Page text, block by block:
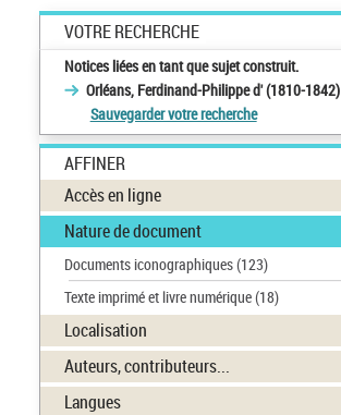
VOTRE RECHERCHE
Notices liées en tant que sujet construit.
Orléans, Ferdinand-Philippe d' (1810-1842)
Sauvegarder votre recherche
AFFINER
Accès en ligne
Nature de document
Documents iconographiques(123)
Texte imprimé et livre numérique(18)
Localisation
Auteurs, contributeurs...
Langues